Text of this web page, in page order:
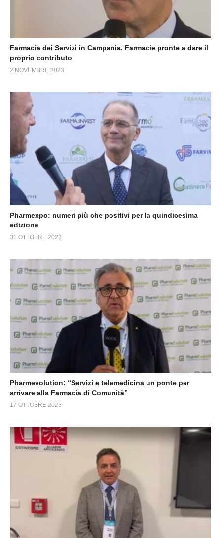
Farmacia dei Servizi in Campania. Farmacie pronte a dare il
proprio contributo
2 NOVEMBRE 2023
Pharmexpo: numeri più che positivi per la quindicesima
edizione
31 OTTOBRE 2023
Pharmevolution: “Servizi e telemedicina un ponte per
arrivare alla Farmacia di Comunità”
17 OTTOBRE 2023